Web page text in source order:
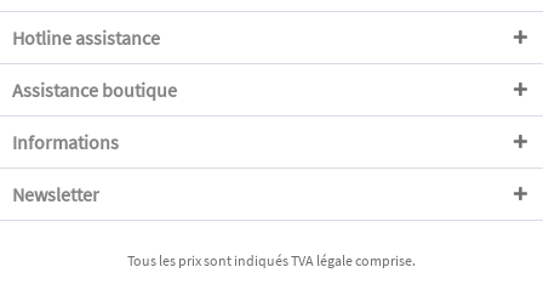
Hotline assistance
Assistance boutique
Informations
Newsletter
Tous les prix sont indiqués TVA légale comprise.